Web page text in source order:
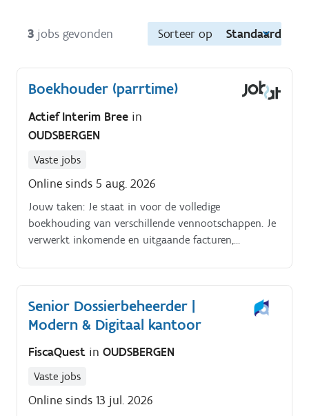
3 jobs gevonden Sorteer op Standaard
Boekhouder (parrtime)
Actief Interim Bree in
OUDSBERGEN
Vaste jobs
Online sinds 5 aug. 2026
Jouw taken: Je staat in voor de volledige
boekhouding van verschillende vennootschappen. Je
verwerkt inkomende en uitgaande facturen,
Senior Dossierbeheerder |
Modern & Digitaal kantoor
FiscaQuest in OUDSBERGEN
Vaste jobs
Online sinds 13 jul. 2026